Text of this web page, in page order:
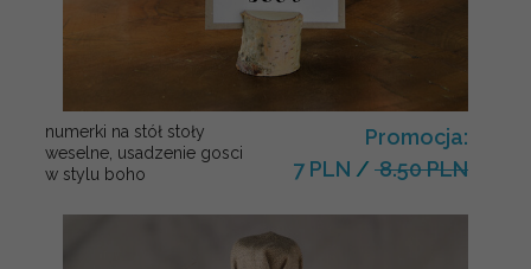
numerki na stół stoły
weselne, usadzenie gosci
w stylu boho
Promocja:
7 PLN / 8.50 PLN